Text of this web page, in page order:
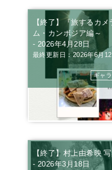
【終了】『旅するカ
ム・カンボジア編～
- 2026年4月28日
最終更新日：2026年6月
ギャ
【終了】村上由希映
- 2026年3月18日